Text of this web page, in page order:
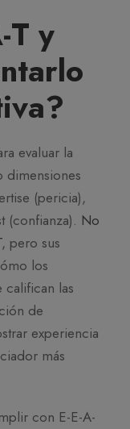
T y
evaluar la
dimensiones
(pericia),
(confianza). No
, pero sus
los
las
de
experiencia
más
con E-E-A-